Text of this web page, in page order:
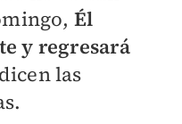
Él
y regresará
las